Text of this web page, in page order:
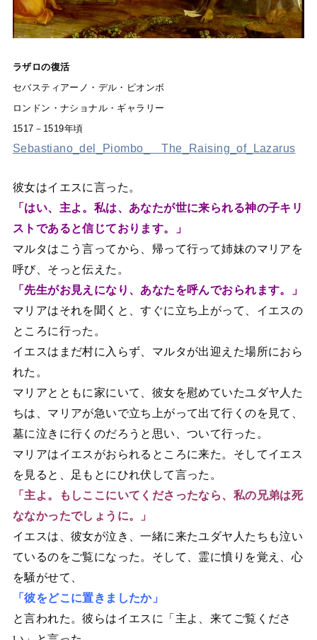
ラザロの復活
セバスティアーノ・デル・ピオンボ
ロンドン・ナショナル・ギャラリー
1517－1519年頃
Sebastiano_del_Piombo_ The_Raising_of_Lazarus
彼女はイエスに言った。
「はい、主よ。私は、あなたが世に来られる神の子キリ
ストであると信じております。」
マルタはこう言ってから、帰って行って姉妹のマリアを
呼び、そっと伝えた。
「先生がお見えになり、あなたを呼んでおられます。」
マリアはそれを聞くと、すぐに立ち上がって、イエスの
ところに行った。
イエスはまだ村に入らず、マルタが出迎えた場所におら
れた。
マリアとともに家にいて、彼女を慰めていたユダヤ人た
ちは、マリアが急いで立ち上がって出て行くのを見て、
墓に泣きに行くのだろうと思い、ついて行った。
マリアはイエスがおられるところに来た。そしてイエス
を見ると、足もとにひれ伏して言った。
「主よ。もしここにいてくださったなら、私の兄弟は死
ななかったでしょうに。」
イエスは、彼女が泣き、一緒に来たユダヤ人たちも泣い
ているのをご覧になった。そして、霊に憤りを覚え、心
を騒がせて、
「彼をどこに置きましたか」
と言われた。彼らはイエスに「主よ、来てご覧くださ